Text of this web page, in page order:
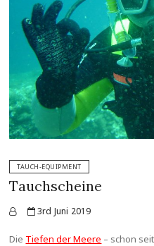
TAUCH-EQUIPMENT
Tauchscheine
3rd Juni 2019
Die Tiefen der Meere – schon